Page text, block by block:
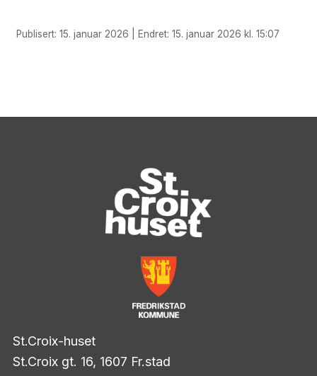
Publisert: 15. januar 2026 | Endret: 15. januar 2026 kl. 15:07
St.Croix-huset
St.Croix gt. 16, 1607 Fr.stad